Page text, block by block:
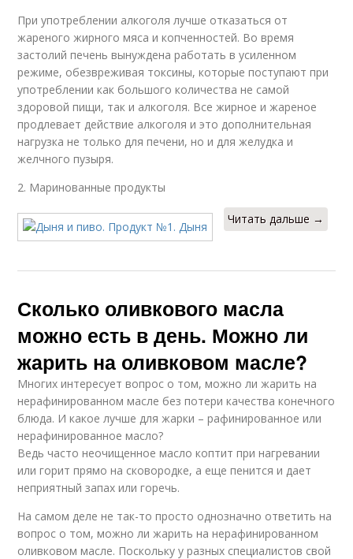
При употреблении алкоголя лучше отказаться от
жареного жирного мяса и копченностей. Во время
застолий печень вынуждена работать в усиленном
режиме, обезвреживая токсины, которые поступают при
употреблении как большого количества не самой
здоровой пищи, так и алкоголя. Все жирное и жареное
продлевает действие алкоголя и это дополнительная
нагрузка не только для печени, но и для желудка и
желчного пузыря.
2. Маринованные продукты
Читать дальше →
Сколько оливкового масла
можно есть в день. Можно ли
жарить на оливковом масле?
Многих интересует вопрос о том, можно ли жарить на
нерафинированном масле без потери качества конечного
блюда. И какое лучше для жарки – рафинированное или
нерафинированное масло?
Ведь часто неочищенное масло коптит при нагревании
или горит прямо на сковородке, а еще пенится и дает
неприятный запах или горечь.
На самом деле не так-то просто однозначно ответить на
вопрос о том, можно ли жарить на нерафинированном
оливковом масле. Поскольку у разных специалистов свой